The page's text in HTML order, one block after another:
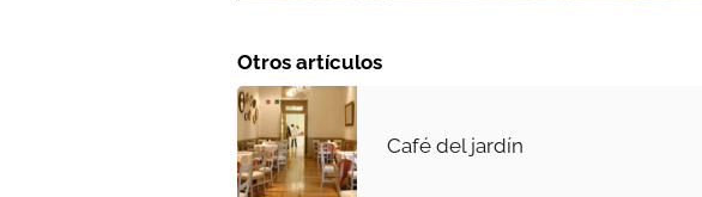
Otros artículos
Café del jardín